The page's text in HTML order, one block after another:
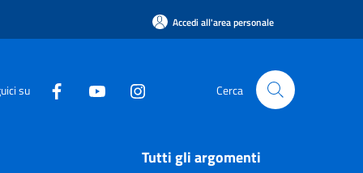
Accedi all'area personale
su Cerca
Tutti gli argomenti